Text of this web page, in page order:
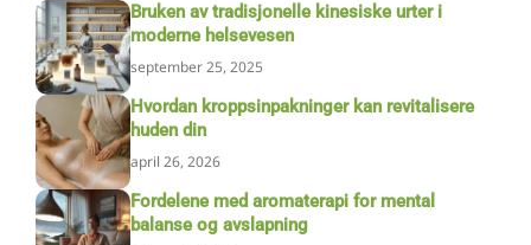
Bruken av tradisjonelle kinesiske urter i
moderne helsevesen
september 25, 2025
Hvordan kroppsinpakninger kan revitalisere
huden din
april 26, 2026
Fordelene med aromaterapi for mental
balanse og avslapning